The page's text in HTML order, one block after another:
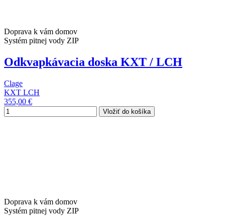
Doprava k vám domov
Systém pitnej vody ZIP
Odkvapkávacia doska KXT / LCH
Clage
KXT LCH
355,00 €
Vložiť do košíka
Doprava k vám domov
Systém pitnej vody ZIP